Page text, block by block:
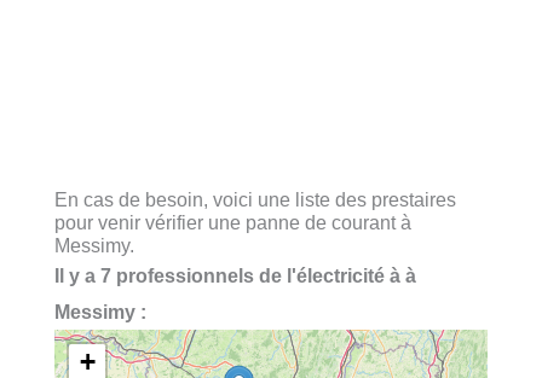
En cas de besoin, voici une liste des prestaires
pour venir vérifier une panne de courant à
Messimy.
Il y a 7 professionnels de l'électricité à à
Messimy :
+